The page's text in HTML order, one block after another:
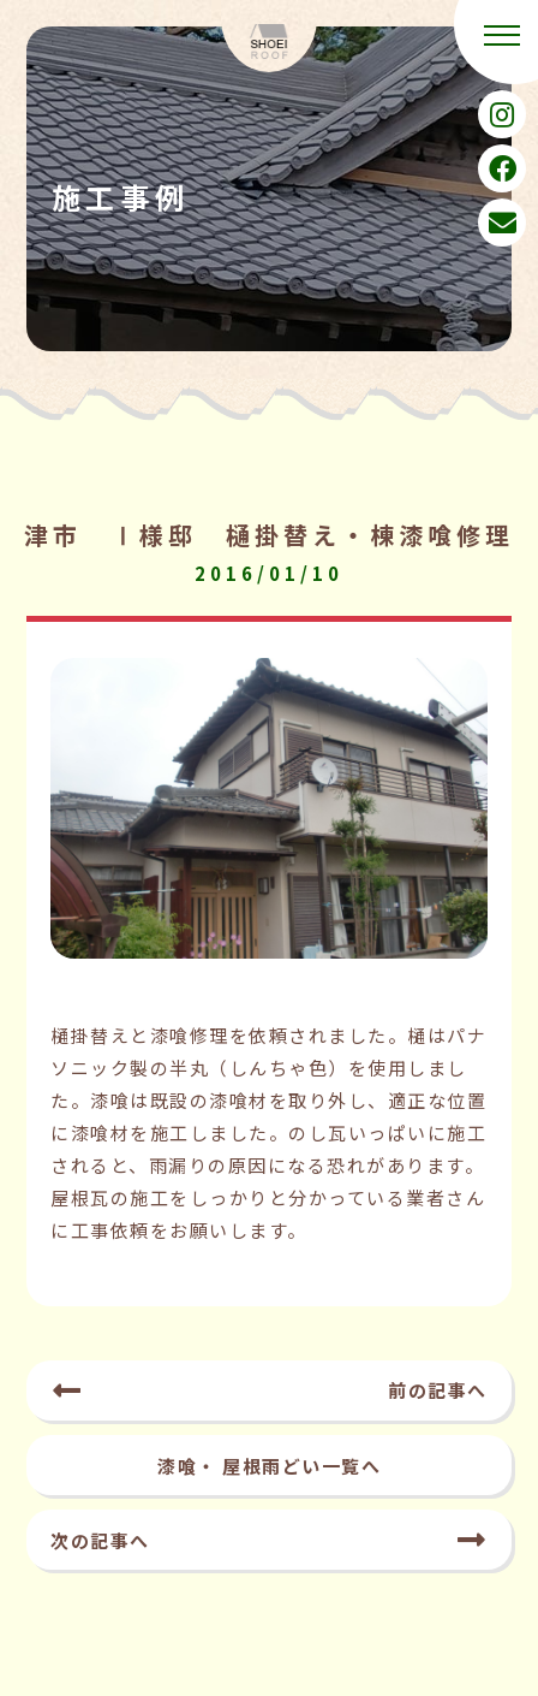
施工事例
津市 Ⅰ様邸 樋掛替え・棟漆喰修理
2016/01/10
樋掛替えと漆喰修理を依頼されました。樋はパナ
ソニック製の半丸（しんちゃ色）を使用しまし
た。漆喰は既設の漆喰材を取り外し、適正な位置
に漆喰材を施工しました。のし瓦いっぱいに施工
されると、雨漏りの原因になる恐れがあります。
屋根瓦の施工をしっかりと分かっている業者さん
に工事依頼をお願いします。
前の記事へ
漆喰・ 屋根雨どい一覧へ
次の記事へ